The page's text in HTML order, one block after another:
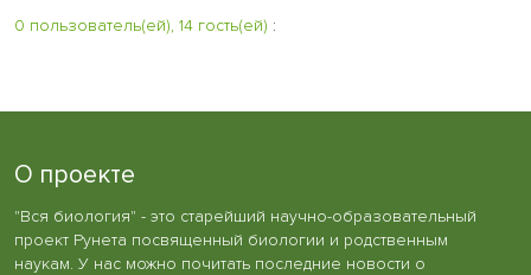
0 пользователь(ей), 14 гость(ей) :
О проекте
"Вся биология" - это старейший научно-образовательный
проект Рунета посвященный биологии и родственным
наукам. У нас можно почитать последние новости о